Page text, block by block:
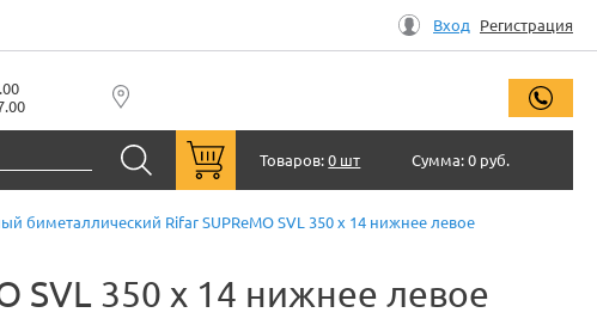
Вход Регистрация
Товаров:0 шт Сумма:0 руб.
биметаллический Rifar SUPReMO SVL 350 x 14 нижнее левое
SVL 350 x 14 нижнее левое